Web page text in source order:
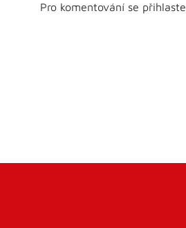
Pro komentování se přihlaste